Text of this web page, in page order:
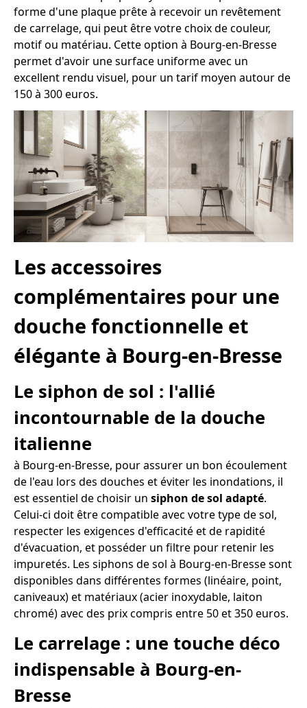
forme d'une plaque prête à recevoir un revêtement
de carrelage, qui peut être votre choix de couleur,
motif ou matériau. Cette option à Bourg-en-Bresse
permet d'avoir une surface uniforme avec un
excellent rendu visuel, pour un tarif moyen autour de
150 à 300 euros.
Les accessoires
complémentaires pour une
douche fonctionnelle et
élégante à Bourg-en-Bresse
Le siphon de sol : l'allié
incontournable de la douche
italienne
à Bourg-en-Bresse, pour assurer un bon écoulement
de l'eau lors des douches et éviter les inondations, il
est essentiel de choisir un siphon de sol adapté.
Celui-ci doit être compatible avec votre type de sol,
respecter les exigences d'efficacité et de rapidité
d'évacuation, et posséder un filtre pour retenir les
impuretés. Les siphons de sol à Bourg-en-Bresse sont
disponibles dans différentes formes (linéaire, point,
caniveaux) et matériaux (acier inoxydable, laiton
chromé) avec des prix compris entre 50 et 350 euros.
Le carrelage : une touche déco
indispensable à Bourg-en-
Bresse